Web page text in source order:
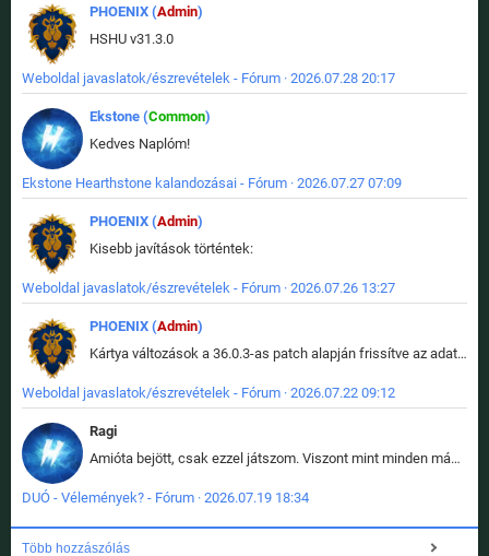
PHOENIX (Admin)
HSHU v31.3.0
Weboldal javaslatok/észrevételek - Fórum · 2026.07.28 20:17
Ekstone (Common)
Kedves Naplóm!
Ekstone Hearthstone kalandozásai - Fórum · 2026.07.27 07:09
PHOENIX (Admin)
Kisebb javítások történtek:
Weboldal javaslatok/észrevételek - Fórum · 2026.07.26 13:27
PHOENIX (Admin)
Kártya változások a 36.0.3-as patch alapján frissítve az adatbázisban (képek is cserélve).
Weboldal javaslatok/észrevételek - Fórum · 2026.07.22 09:12
Ragi
Amióta bejött, csak ezzel játszom. Viszont mint minden más - akár az alapjáték is, ez is baromira összetett lett. Néha már pár kör után is esélytelen az egész. Vagy irreállisan túltápol valaki, vagy lelép a partner, vagy csak hülye mint a segg. És amikor eljönne az én időm, na akkor jön el mindenki másé is. Engem jobban érdekelne, hogy ki milyen ratingen szokott játszani. Na ez lenne egy érdekes adat.
DUÓ - Vélemények? - Fórum · 2026.07.19 18:34
Több hozzászólás